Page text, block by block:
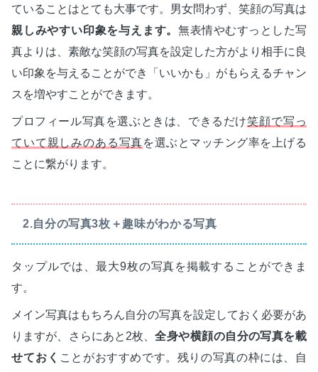
ていることはとても大事です。男女問わず、笑顔の写真は
親しみやすい印象を与えます。無表情やむすっとした写
真よりは、素敵な笑顔の写真を設定した方がより相手に良
い印象を与えることができ「いいかも」がもらえるチャン
スを増やすことができます。
プロフィール写真を選ぶときは、できるだけ笑顔で写っ
ていて親しみのある写真を選ぶとマッチング率を上げる
ことに繋がります。
2.自分の写真3枚＋趣味がわかる写真
タップルでは、最大9枚の写真を掲載することができま
す。
メイン写真はもちろん自分の写真を設定しておく必要があ
りますが、さらにあと2枚、全身や横顔の自分の写真を載
せておく ことがおすすめです。残りの写真の枠には、自